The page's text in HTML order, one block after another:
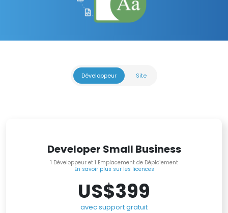
Développeur Site
Developer Small Business
1 Développeur et 1 Emplacement de Déploiement
En savoir plus sur les licences
US$399
avec support gratuit